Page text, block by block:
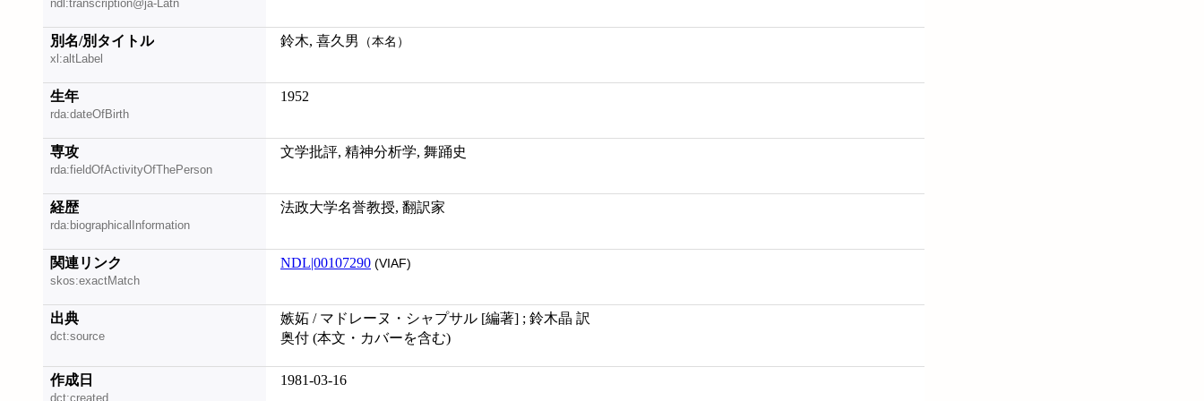
ndl:transcription@ja-Latn
別名/別タイトル
xl:altLabel
鈴木, 喜久男 （本名）
生年
rda:dateOfBirth
1952
専攻
rda:fieldOfActivityOfThePerson
文学批評, 精神分析学, 舞踊史
経歴
rda:biographicalInformation
法政大学名誉教授, 翻訳家
関連リンク
skos:exactMatch
NDL|00107290 (VIAF)
出典
dct:source
嫉妬 / マドレーヌ・シャプサル [編著] ; 鈴木晶 訳
奥付 (本文・カバーを含む)
作成日
dct:created
1981-03-16